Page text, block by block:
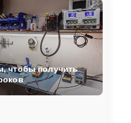
чтобы получить